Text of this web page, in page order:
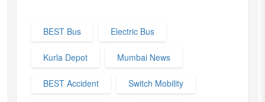
BEST Bus Electric Bus
Kurla Depot Mumbai News
BEST Accident Switch Mobility